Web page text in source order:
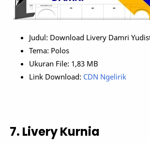
Judul: Download Livery Damri
Tema: Polos
Ukuran File: 1,83 MB
Link Download: CDN Ngelirik
7. Livery Kurnia